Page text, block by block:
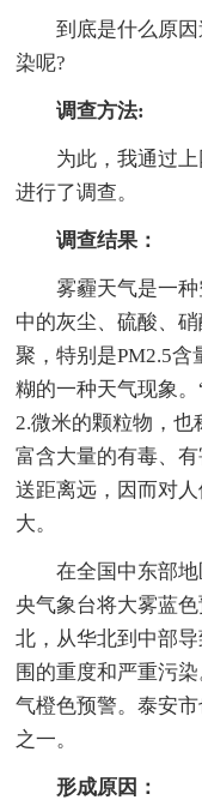
到底是什么原
染呢?
调查方法:
为此，我通过
进行了调查。
调查结果：
雾霾天气是一
中的灰尘、硫酸、
聚，特别是PM2.5
糊的一种天气现象
2.微米的颗粒物，也
富含大量的有毒、
送距离远，因而对
大。
在全国中东部
央气象台将大雾蓝
北，从华北到中部
围的重度和严重污
气橙色预警。泰安
之一。
形成原因：